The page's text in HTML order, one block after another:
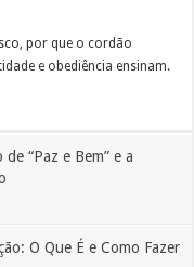
por que o cordão
e obediência ensinam.
“Paz e Bem” e a
O Que É e Como Fazer